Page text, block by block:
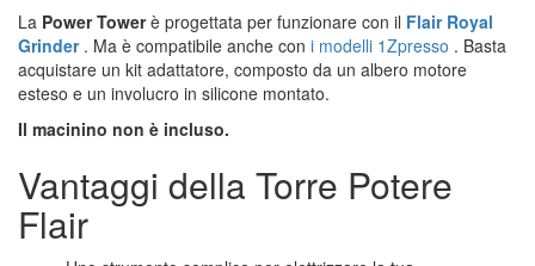
La Power Towerè progettata per funzionare con il Flair Royal
Grinder. Ma è compatibile anche con i modelli 1Zpresso . Basta
acquistare un kit adattatore, composto da un albero motore
esteso e un involucro in silicone montato.
Il macinino non è incluso.
Vantaggi della Torre Potere
Flair